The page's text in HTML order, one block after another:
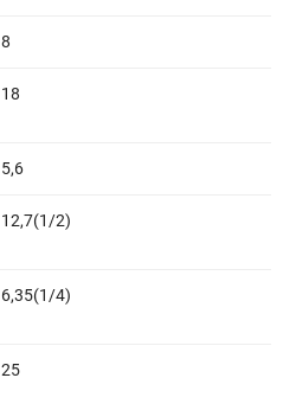
8
18
5,6
12,7(1/2)
6,35(1/4)
25